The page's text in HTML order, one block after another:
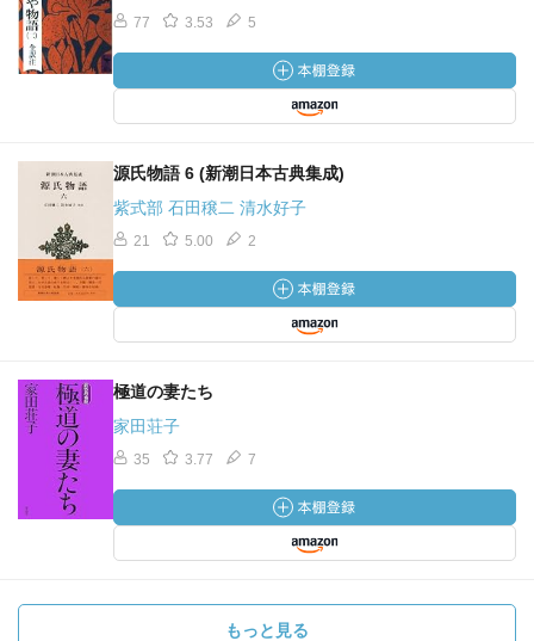
77 3.53 5
源氏物語 6 (新潮日本古典集成)
紫式部 石田穣二 清水好子
21 5.00 2
極道の妻たち
家田荘子
35 3.77 7
もっと見る